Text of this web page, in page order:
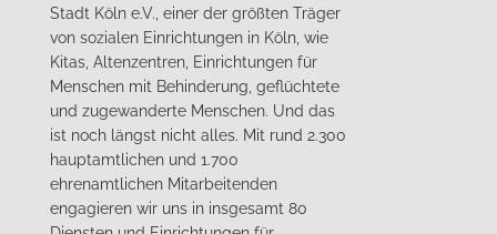
Stadt Köln e.V., einer der größten Träger
von sozialen Einrichtungen in Köln, wie
Kitas, Altenzentren, Einrichtungen für
Menschen mit Behinderung, geflüchtete
und zugewanderte Menschen. Und das
ist noch längst nicht alles. Mit rund 2.300
hauptamtlichen und 1.700
ehrenamtlichen Mitarbeitenden
engagieren wir uns in insgesamt 80